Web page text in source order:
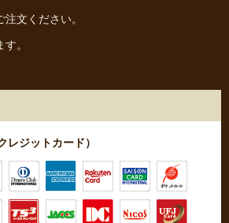
文ください。
。
レジットカード）